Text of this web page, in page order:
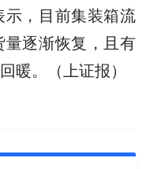
，目前集装箱流
逐渐恢复，且有
暖。（上证报）